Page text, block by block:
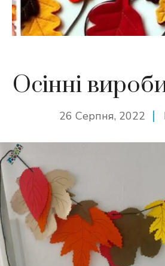
Осінні
26 Серпня, 2022